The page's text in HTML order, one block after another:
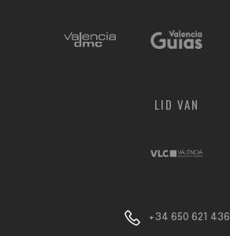
LID VAN
+34 650 621 436